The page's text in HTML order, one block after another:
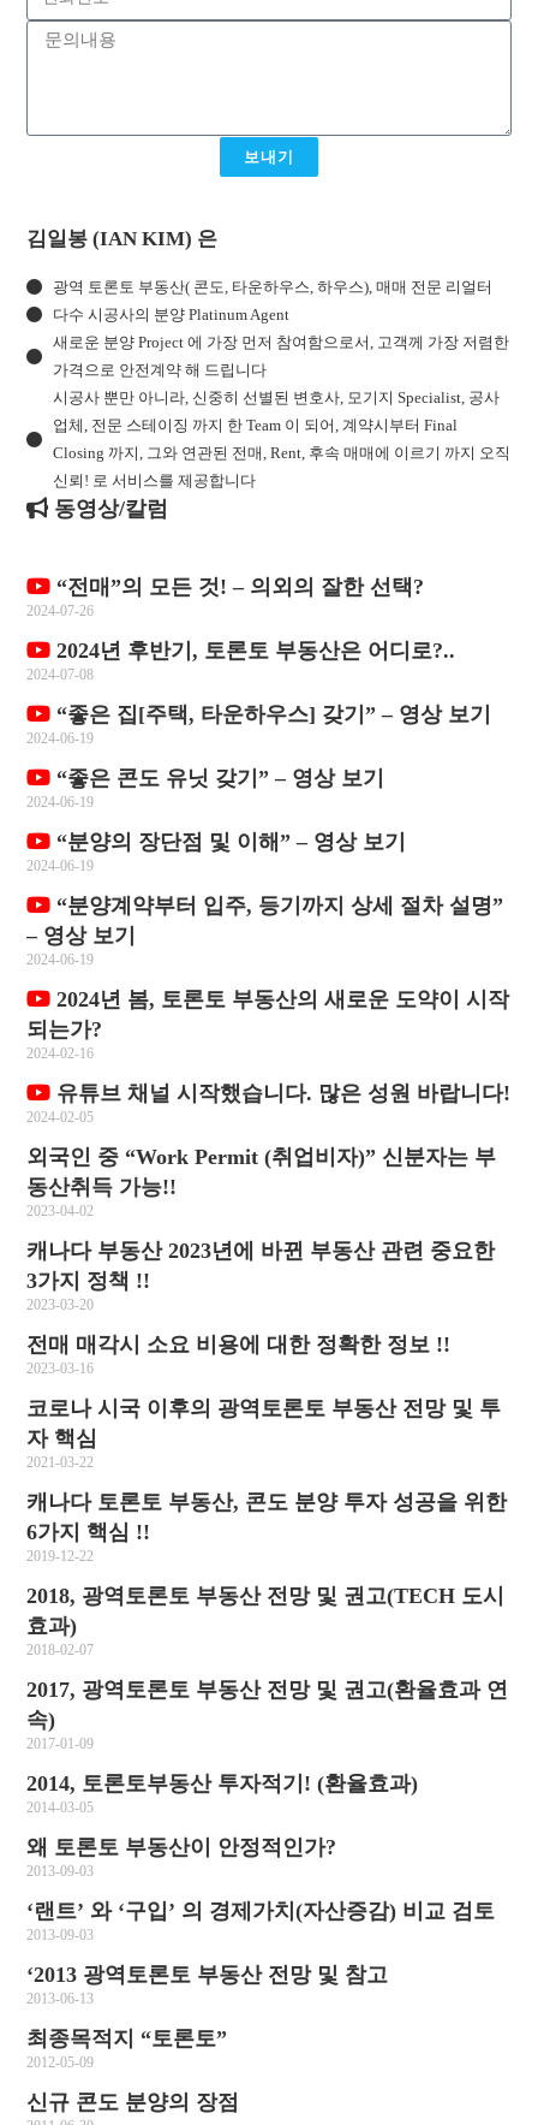
보내기
김일봉 (IAN KIM) 은
광역 토론토 부동산( 콘도, 타운하우스, 하우스), 매매 전문 리얼터
다수 시공사의 분양 Platinum Agent
새로운 분양 Project 에 가장 먼저 참여함으로서, 고객께 가장 저렴한
가격으로 안전계약 해 드립니다
시공사 뿐만 아니라, 신중히 선별된 변호사, 모기지 Specialist, 공사
업체, 전문 스테이징 까지 한 Team 이 되어, 계약시부터 Final
Closing 까지, 그와 연관된 전매, Rent, 후속 매매에 이르기 까지 오직
신뢰! 로 서비스를 제공합니다
동영상/칼럼
“전매”의 모든 것! – 의외의 잘한 선택?
2024-07-26
2024년 후반기, 토론토 부동산은 어디로?..
2024-07-08
“좋은 집[주택, 타운하우스] 갖기” – 영상 보기
2024-06-19
“좋은 콘도 유닛 갖기” – 영상 보기
2024-06-19
“분양의 장단점 및 이해” – 영상 보기
2024-06-19
“분양계약부터 입주, 등기까지 상세 절차 설명”
– 영상 보기
2024-06-19
2024년 봄, 토론토 부동산의 새로운 도약이 시작
되는가?
2024-02-16
유튜브 채널 시작했습니다. 많은 성원 바랍니다!
2024-02-05
외국인 중 “Work Permit (취업비자)” 신분자는 부
동산취득 가능!!
2023-04-02
캐나다 부동산 2023년에 바뀐 부동산 관련 중요한
3가지 정책 !!
2023-03-20
전매 매각시 소요 비용에 대한 정확한 정보 !!
2023-03-16
코로나 시국 이후의 광역토론토 부동산 전망 및 투
자 핵심
2021-03-22
캐나다 토론토 부동산, 콘도 분양 투자 성공을 위한
6가지 핵심 !!
2019-12-22
2018, 광역토론토 부동산 전망 및 권고(TECH 도시
효과)
2018-02-07
2017, 광역토론토 부동산 전망 및 권고(환율효과 연
속)
2017-01-09
2014, 토론토부동산 투자적기! (환율효과)
2014-03-05
왜 토론토 부동산이 안정적인가?
2013-09-03
‘랜트’ 와 ‘구입’ 의 경제가치(자산증감) 비교 검토
2013-09-03
‘2013 광역토론토 부동산 전망 및 참고
2013-06-13
최종목적지 “토론토”
2012-05-09
신규 콘도 분양의 장점